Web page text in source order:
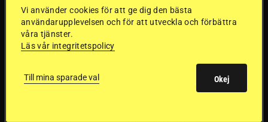
Dyraste
ridhjälmarna blev
sämst i test
Försäkringsbolaget
Vi använder cookies för att ge dig den bästa
användarupplevelsen och för att utveckla och förbättra
våra tjänster.
Läs vår integritetspolicy
Till mina sparade val Okej